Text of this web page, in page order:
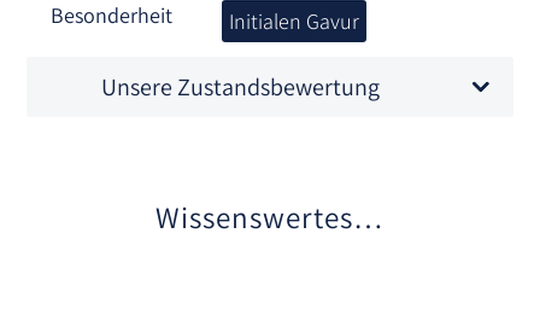
Besonderheit
Initialen Gavur
Unsere Zustandsbewertung
Wissenswertes…